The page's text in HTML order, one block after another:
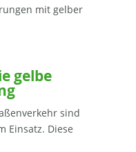
mit gelber
gelbe
sind
Einsatz. Diese